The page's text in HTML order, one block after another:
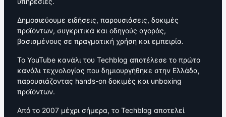
Δημοσιεύουμε ειδήσεις, παρουσιάσεις, δοκιμές
προϊόντων, συγκριτικά και οδηγούς αγοράς,
βασισμένους σε πραγματική χρήση και εμπειρία.
Το YouTube κανάλι του Techblog αποτέλεσε το πρώτο
κανάλι τεχνολογίας που δημιουργήθηκε στην Ελλάδα,
παρουσιάζοντας hands-on δοκιμές και unboxing
προϊόντων.
Από το 2007 μέχρι σήμερα, το Techblog αποτελεί